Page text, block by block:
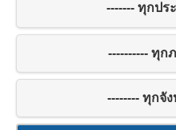
------- ทุกปร
---------- ทุก
-------- ทุกจั